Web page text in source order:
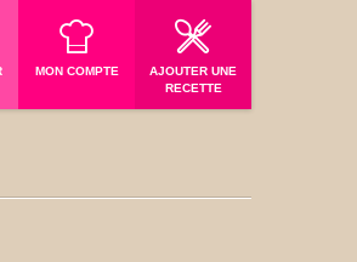
MON COMPTE
AJOUTER UNE
RECETTE